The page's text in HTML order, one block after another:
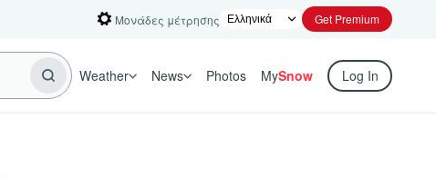
Μονάδες μέτρησης Get Premium
Weather News Photos MySnow Log In